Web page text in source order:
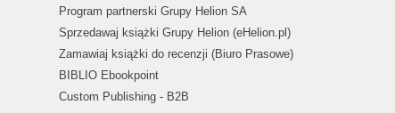
Program partnerski Grupy Helion SA
Sprzedawaj książki Grupy Helion (eHelion.pl)
Zamawiaj książki do recenzji (Biuro Prasowe)
BIBLIO Ebookpoint
Custom Publishing - B2B